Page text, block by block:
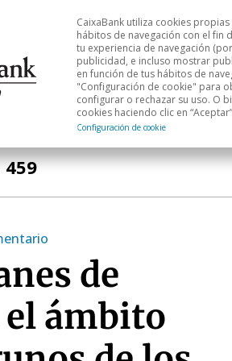
mercados Análisis sectorial
CaixaBank utiliza cookies
hábitos de navegación con el fin
tu experiencia de navegación
publicidad, e incluso mostrar
en función de tus hábitos de
"Configuración de cookie" para
configurar o rechazar su uso. O
cookies haciendo clic en
Configuración de cookie
de
ámbito